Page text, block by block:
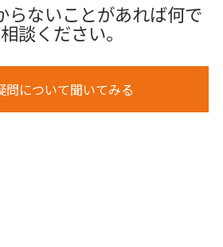
らないことがあれば何で
談ください。
問について聞いてみる